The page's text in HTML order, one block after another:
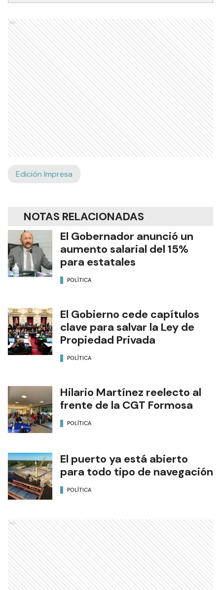
Ads
Edición Impresa
NOTAS RELACIONADAS
El Gobernador anunció un
aumento salarial del 15%
para estatales
POLÍTICA
El Gobierno cede capítulos
clave para salvar la Ley de
Propiedad Privada
POLÍTICA
Hilario Martínez reelecto al
frente de la CGT Formosa
POLÍTICA
El puerto ya está abierto
para todo tipo de navegación
POLÍTICA
Ads